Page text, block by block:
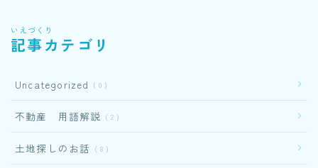
いえづくり
記事カテゴリ
Uncategorized 0
不動産 用語解説 2
土地探しのお話 8